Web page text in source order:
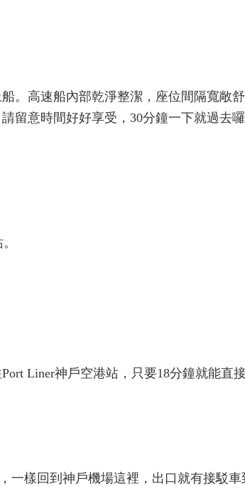
。高速船內部乾淨整潔，座位間隔寬敞
留意時間好好享受，30分鐘一下就過去囉
Liner神戶空港站，只要18分鐘就能直
一樣回到神戶機場這裡，出口就有接駁車